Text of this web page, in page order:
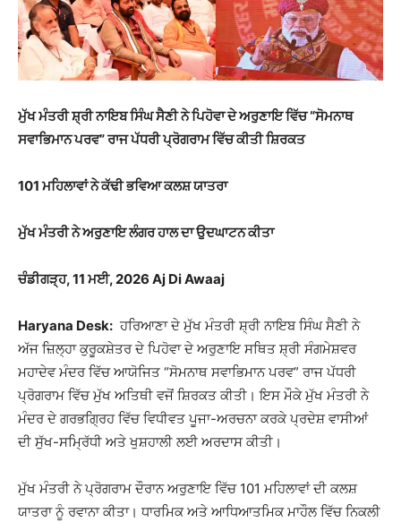
ਮੁੱਖ ਮੰਤਰੀ ਸ਼੍ਰੀ ਨਾਇਬ ਸਿੰਘ ਸੈਣੀ ਨੇ ਪਿਹੋਵਾ ਦੇ ਅਰੁਣਾਇ ਵਿੱਚ “ਸੋਮਨਾਥ
ਸਵਾਭਿਮਾਨ ਪਰਵ” ਰਾਜ ਪੱਧਰੀ ਪ੍ਰੋਗਰਾਮ ਵਿੱਚ ਕੀਤੀ ਸ਼ਿਰਕਤ
101 ਮਹਿਲਾਵਾਂ ਨੇ ਕੱਢੀ ਭਵਿਆ ਕਲਸ਼ ਯਾਤਰਾ
ਮੁੱਖ ਮੰਤਰੀ ਨੇ ਅਰੁਣਾਇ ਲੰਗਰ ਹਾਲ ਦਾ ਉਦਘਾਟਨ ਕੀਤਾ
ਚੰਡੀਗੜ੍ਹ, 11 ਮਈ, 2026 Aj Di Awaaj
Haryana Desk: ਹਰਿਆਣਾ ਦੇ ਮੁੱਖ ਮੰਤਰੀ ਸ਼੍ਰੀ ਨਾਇਬ ਸਿੰਘ ਸੈਣੀ ਨੇ
ਅੱਜ ਜ਼ਿਲ੍ਹਾ ਕੁਰੂਕਸ਼ੇਤਰ ਦੇ ਪਿਹੋਵਾ ਦੇ ਅਰੁਣਾਇ ਸਥਿਤ ਸ਼੍ਰੀ ਸੰਗਮੇਸ਼ਵਰ
ਮਹਾਦੇਵ ਮੰਦਰ ਵਿੱਚ ਆਯੋਜਿਤ “ਸੋਮਨਾਥ ਸਵਾਭਿਮਾਨ ਪਰਵ” ਰਾਜ ਪੱਧਰੀ
ਪ੍ਰੋਗਰਾਮ ਵਿੱਚ ਮੁੱਖ ਅਤਿਥੀ ਵਜੋਂ ਸ਼ਿਰਕਤ ਕੀਤੀ। ਇਸ ਮੌਕੇ ਮੁੱਖ ਮੰਤਰੀ ਨੇ
ਮੰਦਰ ਦੇ ਗਰਭਗ੍ਰਿਹ ਵਿੱਚ ਵਿਧੀਵਤ ਪੂਜਾ-ਅਰਚਨਾ ਕਰਕੇ ਪ੍ਰਦੇਸ਼ ਵਾਸੀਆਂ
ਦੀ ਸੁੱਖ-ਸਮ੍ਰਿੱਧੀ ਅਤੇ ਖੁਸ਼ਹਾਲੀ ਲਈ ਅਰਦਾਸ ਕੀਤੀ।
ਮੁੱਖ ਮੰਤਰੀ ਨੇ ਪ੍ਰੋਗਰਾਮ ਦੌਰਾਨ ਅਰੁਣਾਇ ਵਿੱਚ 101 ਮਹਿਲਾਵਾਂ ਦੀ ਕਲਸ਼
ਯਾਤਰਾ ਨੂੰ ਰਵਾਨਾ ਕੀਤਾ। ਧਾਰਮਿਕ ਅਤੇ ਆਧਿਆਤਮਿਕ ਮਾਹੌਲ ਵਿੱਚ ਨਿਕਲੀ